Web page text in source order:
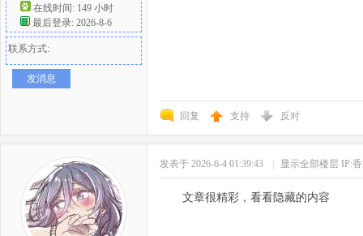
在线时间: 149 小时
最后登录: 2026-8-6
联系方式:
发消息
回复 支持 反对
发表于 2026-6-4 01:39:43 显示全部楼层 IP:
文章很精彩，看看隐藏的内容